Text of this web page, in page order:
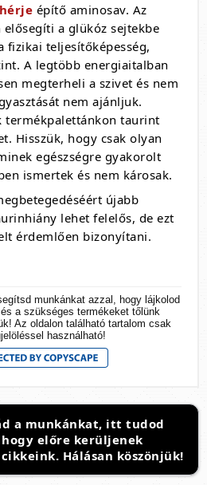
építő aminosav. Az
a glükóz sejtekbe
fizikai teljesítőképesség,
A legtöbb energiaitalban
megterheli a szivet és nem
nem ajánljuk.
termékpalettánkon taurint
Hisszük, hogy csak olyan
egészségre gyakorolt
ismertek és nem károsak.
újabb
lehet felelős, de ezt
érdemlően bizonyítani.
munkánkat azzal, hogy lájkolod
a szükséges termékeket tőlünk
Az oldalon található tartalom csak
használható!
a munkánkat, itt tudod
előre kerüljenek
Hálásan köszönjük!